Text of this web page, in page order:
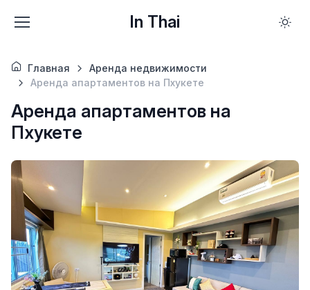
In Thai
Главная
Аренда недвижимости
Аренда апартаментов на Пхукете
Аренда апартаментов на
Пхукете